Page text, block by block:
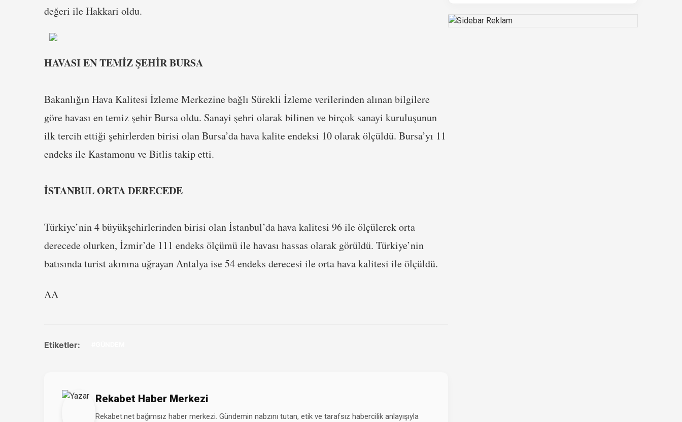
değeri ile Hakkari oldu.
HAVASI EN TEMİZ ŞEHİR BURSA
Bakanlığın Hava Kalitesi İzleme Merkezine bağlı Sürekli İzleme verilerinden alınan bilgilere
göre havası en temiz şehir Bursa oldu. Sanayi şehri olarak bilinen ve birçok sanayi kuruluşunun
ilk tercih ettiği şehirlerden birisi olan Bursa’da hava kalite endeksi 10 olarak ölçüldü. Bursa’yı 11
endeks ile Kastamonu ve Bitlis takip etti.
İSTANBUL ORTA DERECEDE
Türkiye’nin 4 büyükşehirlerinden birisi olan İstanbul’da hava kalitesi 96 ile ölçülerek orta
derecede olurken, İzmir’de 111 endeks ölçümü ile havası hassas olarak görüldü. Türkiye’nin
batısında turist akınına uğrayan Antalya ise 54 endeks derecesi ile orta hava kalitesi ile ölçüldü.
AA
Etiketler:
Rekabet Haber Merkezi
Rekabet.net bağımsız haber merkezi. Gündemin nabzını tutan, etik ve tarafsız habercilik anlayışıyla